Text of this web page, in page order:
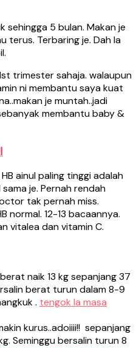
sehingga 5 bulan. Makan je
terus. Terbaring je. Dah la
trimester sahaja. walaupun
ni membantu saya kuat
je muntah..jadi
membantu baby &
ainul paling tinggi adalah
je. Pernah rendah
tak pernah miss.
normal. 12-13 bacaannya.
vitalea dan vitamin C.
naik 13 kg sepanjang 37
berat turun dalam 8-9
. tengok la masa
kurus..adoiiii!! sepanjang
Seminggu bersalin turun 8